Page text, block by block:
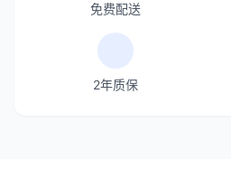
免费配送
2年质保